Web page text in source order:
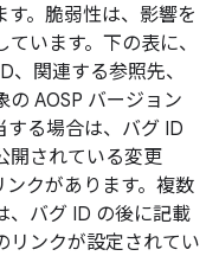
。脆弱性は、影響を
います。下の表に、
、関連する参照先、
の AOSP バージョン
する場合は、バグ ID
開されている変更
ンクがあります。複数
、バグ ID の後に記載
リンクが設定されてい